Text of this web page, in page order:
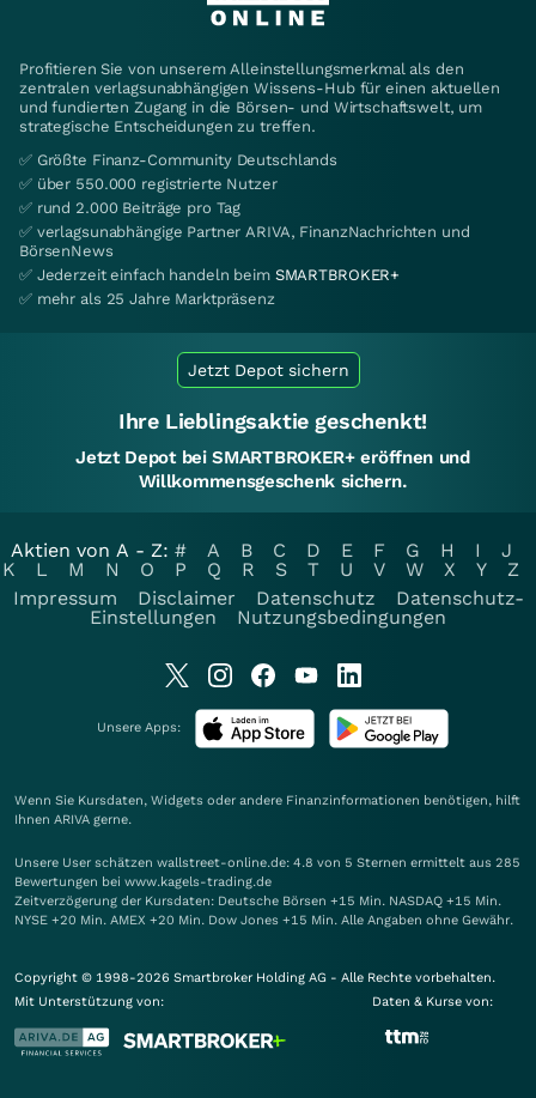
Profitieren Sie von unserem Alleinstellungsmerkmal als den
zentralen verlagsunabhängigen Wissens-Hub für einen aktuellen
und fundierten Zugang in die Börsen- und Wirtschaftswelt, um
strategische Entscheidungen zu treffen.
✅ Größte Finanz-Community Deutschlands
✅ über 550.000 registrierte Nutzer
✅ rund 2.000 Beiträge pro Tag
✅ verlagsunabhängige Partner ARIVA, FinanzNachrichten und
BörsenNews
✅ Jederzeit einfach handeln beim SMARTBROKER+
✅ mehr als 25 Jahre Marktpräsenz
Jetzt Depot sichern
Ihre Lieblingsaktie geschenkt!
Jetzt Depot bei SMARTBROKER+ eröffnen und
Willkommensgeschenk sichern.
Aktien von A - Z: # A B C D E F G H I
J
K
L M N O P Q R S T U V W X Y
Z
Impressum
Disclaimer Datenschutz
Datenschutz-
Einstellungen
Nutzungsbedingungen
Unsere Apps:
Wenn Sie Kursdaten, Widgets oder andere Finanzinformationen benötigen, hilft
Ihnen ARIVA gerne.
Unsere User schätzen wallstreet-online.de: 4.8 von 5 Sternen ermittelt aus 285
Bewertungen bei www.kagels-trading.de
Zeitverzögerung der Kursdaten: Deutsche Börsen +15 Min. NASDAQ +15 Min.
NYSE +20 Min. AMEX +20 Min. Dow Jones +15 Min. Alle Angaben ohne Gewähr.
Copyright © 1998-2026 Smartbroker Holding AG - Alle Rechte vorbehalten.
Mit Unterstützung von:
Daten & Kurse von: